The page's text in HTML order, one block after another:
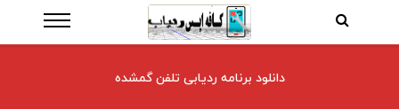
دانلود برنامه ردیابی تلفن گمشده